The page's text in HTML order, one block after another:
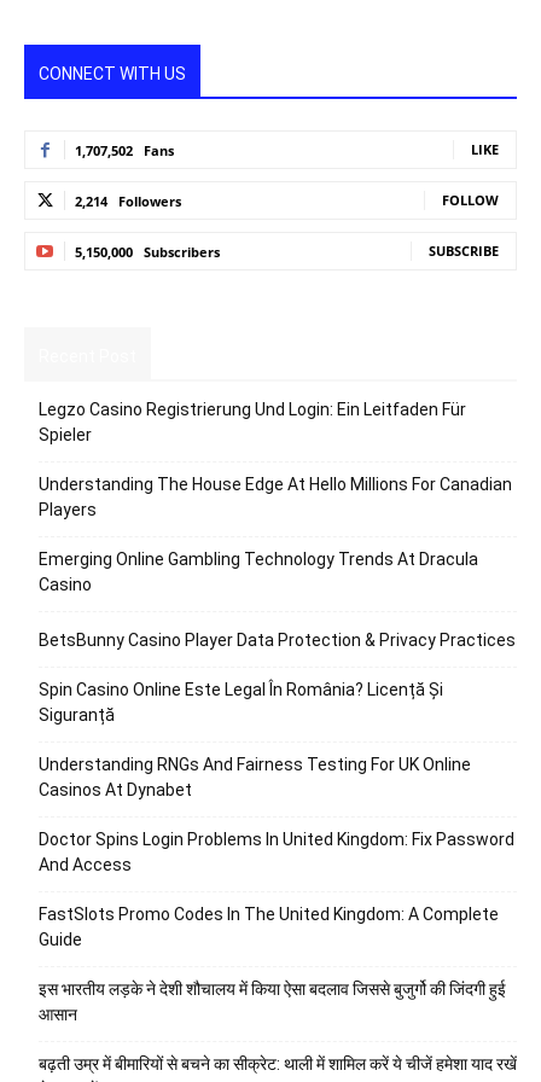
CONNECT WITH US
1,707,502 Fans LIKE
2,214 Followers FOLLOW
5,150,000 Subscribers SUBSCRIBE
Legzo Casino Registrierung Und Login: Ein Leitfaden Für
Spieler
Understanding The House Edge At Hello Millions For Canadian
Players
Emerging Online Gambling Technology Trends At Dracula
Casino
BetsBunny Casino Player Data Protection & Privacy Practices
Spin Casino Online Este Legal În România? Licență Și
Siguranță
Understanding RNGs And Fairness Testing For UK Online
Casinos At Dynabet
Doctor Spins Login Problems In United Kingdom: Fix Password
And Access
FastSlots Promo Codes In The United Kingdom: A Complete
Guide
इस भारतीय लड़के ने देशी शौचालय में किया ऐसा बदलाव जिससे बुजुर्गो की जिंदगी हुई
आसान
बढ़ती उम्र में बीमारियों से बचने का सीक्रेट: थाली में शामिल करें ये चीजें हमेशा याद रखें